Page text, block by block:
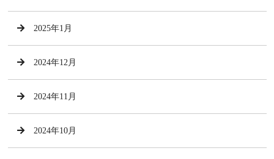
2025年1月
2024年12月
2024年11月
2024年10月